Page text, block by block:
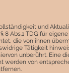
und
8 Abs.1 TDG für
die von ihnen
Tätigkeit
unberührt. Eine
werden von